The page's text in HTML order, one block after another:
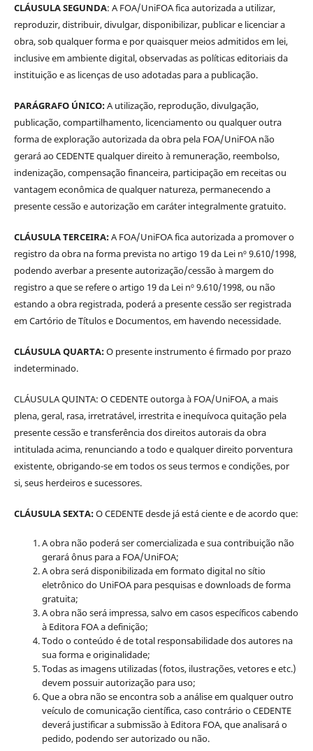
CLÁUSULA SEGUNDA: A FOA/UniFOA fica autorizada a utilizar,
reproduzir, distribuir, divulgar, disponibilizar, publicar e licenciar a
obra, sob qualquer forma e por quaisquer meios admitidos em lei,
inclusive em ambiente digital, observadas as políticas editoriais da
instituição e as licenças de uso adotadas para a publicação.
PARÁGRAFO ÚNICO:A utilização, reprodução, divulgação,
publicação, compartilhamento, licenciamento ou qualquer outra
forma de exploração autorizada da obra pela FOA/UniFOA não
gerará ao CEDENTE qualquer direito à remuneração, reembolso,
indenização, compensação financeira, participação em receitas ou
vantagem econômica de qualquer natureza, permanecendo a
presente cessão e autorização em caráter integralmente gratuito.
CLÁUSULA TERCEIRA:A FOA/UniFOA fica autorizada a promover o
registro da obra na forma prevista no artigo 19 da Lei nº 9.610/1998,
podendo averbar a presente autorização/cessão à margem do
registro a que se refere o artigo 19 da Lei nº 9.610/1998, ou não
estando a obra registrada, poderá a presente cessão ser registrada
em Cartório de Títulos e Documentos, em havendo necessidade.
CLÁUSULA QUARTA:O presente instrumento é firmado por prazo
indeterminado.
CLÁUSULA QUINTA: O CEDENTE outorga à FOA/UniFOA, a mais
plena, geral, rasa, irretratável, irrestrita e inequívoca quitação pela
presente cessão e transferência dos direitos autorais da obra
intitulada acima, renunciando a todo e qualquer direito porventura
existente, obrigando-se em todos os seus termos e condições, por
si, seus herdeiros e sucessores.
CLÁUSULA SEXTA:O CEDENTE desde já está ciente e de acordo que:
A obra não poderá ser comercializada e sua contribuição não
gerará ônus para a FOA/UniFOA;
A obra será disponibilizada em formato digital no sítio
eletrônico do UniFOA para pesquisas e downloads de forma
gratuita;
A obra não será impressa, salvo em casos específicos cabendo
à Editora FOA a definição;
Todo o conteúdo é de total responsabilidade dos autores na
sua forma e originalidade;
Todas as imagens utilizadas (fotos, ilustrações, vetores e etc.)
devem possuir autorização para uso;
Que a obra não se encontra sob a análise em qualquer outro
veículo de comunicação científica, caso contrário o CEDENTE
deverá justificar a submissão à Editora FOA, que analisará o
pedido, podendo ser autorizado ou não.